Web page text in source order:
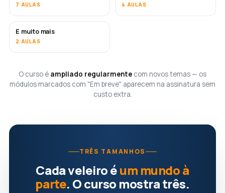
7 AULAS 4 AULAS
EM BREVE
E muito mais
2 AULAS
O curso é ampliado regularmente com novos temas — os
módulos marcados com "Em breve" aparecem na assinatura sem
custo extra.
TRÊS TAMANHOS
Cada veleiro éum mundo à
parte. O curso mostra três.